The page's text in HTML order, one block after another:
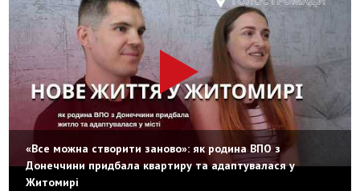
«Все можна створити заново»: як родина ВПО з
Донеччини придбала квартиру та адаптувалася у
Житомирі